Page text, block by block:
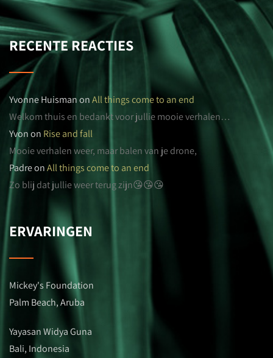
RECENTE REACTIES
Yvonne HuismanonAll things come to an end
Welkom thuis en bedankt voor jullie mooie verhalen…
Yvonon Rise and fall
Mooie verhalen weer, maar balen van je drone,
PadreonAll things come to an end
Zo blij dat jullie weer terug zijn😘😘😘
ERVARINGEN
Mickey's Foundation
Palm Beach, Aruba
Yayasan Widya Guna
Bali, Indonesia